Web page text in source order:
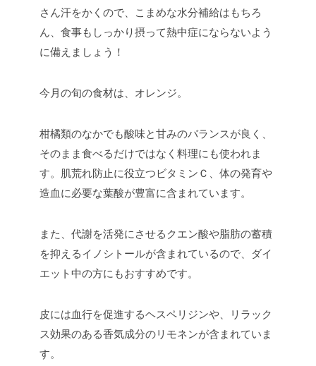
さん汗をかくので、こまめな水分補給はもちろ
ん、食事もしっかり摂って熱中症にならないよう
に備えましょう！
今月の旬の食材は、オレンジ。
柑橘類のなかでも酸味と甘みのバランスが良く、
そのまま食べるだけではなく料理にも使われま
す。肌荒れ防止に役立つビタミンＣ、体の発育や
造血に必要な葉酸が豊富に含まれています。
また、代謝を活発にさせるクエン酸や脂肪の蓄積
を抑えるイノシトールが含まれているので、ダイ
エット中の方にもおすすめです。
皮には血行を促進するヘスペリジンや、リラック
ス効果のある香気成分のリモネンが含まれていま
す。